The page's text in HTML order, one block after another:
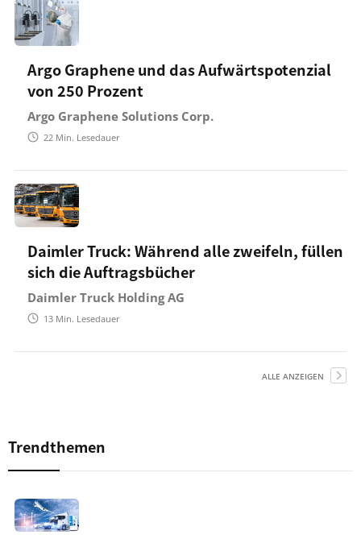
Argo Graphene und das Aufwärtspotenzial
von 250 Prozent
Argo Graphene Solutions Corp.
22 Min. Lesedauer
Daimler Truck: Während alle zweifeln, füllen
sich die Auftragsbücher
Daimler Truck Holding AG
13 Min. Lesedauer
ALLE ANZEIGEN
Trendthemen